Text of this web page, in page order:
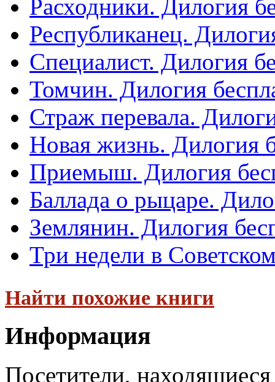
Расходники. Дилогия
Республиканец.
Специалист. Дилогия
Томчин. Дилогия
Страж перевала.
Новая жизнь. Дилогия
Приемыш. Дилогия
Баллада о рыцаре.
Землянин. Дилогия
Три недели в
Найти похожие книги
Информация
Посетители,